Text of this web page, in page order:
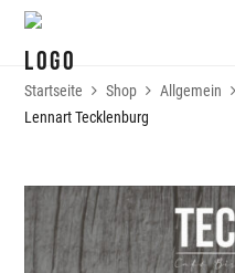
Startseite Shop Allgemein
Lennart Tecklenburg